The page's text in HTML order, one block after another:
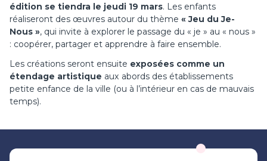
édition se tiendra le jeudi 19 mars. Les enfants
réaliseront des œuvres autour du thème « Jeu du Je-
Nous », qui invite à explorer le passage du « je » au « nous »
: coopérer, partager et apprendre à faire ensemble.
Les créations seront ensuite exposées comme un
étendage artistique aux abords des établissements
petite enfance de la ville (ou à l’intérieur en cas de mauvais
temps).